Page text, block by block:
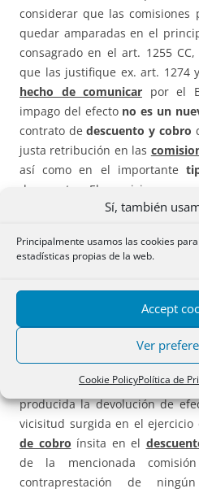
Sí, también
Principalmente usamos las cookies
estadísticas propias de la web.
Accept
Ver
Cookie PolicyPolítica de
considerar que las comisiones
quedar amparadas en el
consagrado en el art. 1255
que las justifique ex. art. 1274
hecho de comunicar por el
impago del efecto no es un
contrato dedescuento y cobro
justa retribución en las
así como en el importante
descuento. El servicio que
bancaria es el de la
material dedevolverlosuponga
– “aunque el contrato
Banesto, en la cláusula
comisiones por devolución de
marco de las operaciones
en el desarrollo de las
producida la devolución de
vicisitud surgida en el ejercicio
de cobro ínsita en el
de la mencionada
contraprestación de